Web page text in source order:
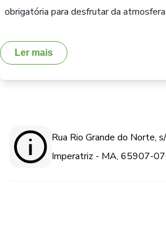
obrigatória para desfrutar da
Ler mais
Rua Rio Grande do Norte,
Imperatriz - MA, 65907-